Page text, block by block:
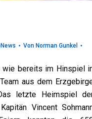
Von Norman Gunkel
wie bereits im Hinspiel
aus dem
letzte Heimspiel
Vincent